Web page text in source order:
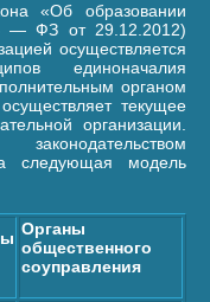
«Об образовании
— ФЗ от 29.12.2012)
осуществляется
единоначалия
органом
текущее
организации.
следующая модель
Органы
общественного
соуправления